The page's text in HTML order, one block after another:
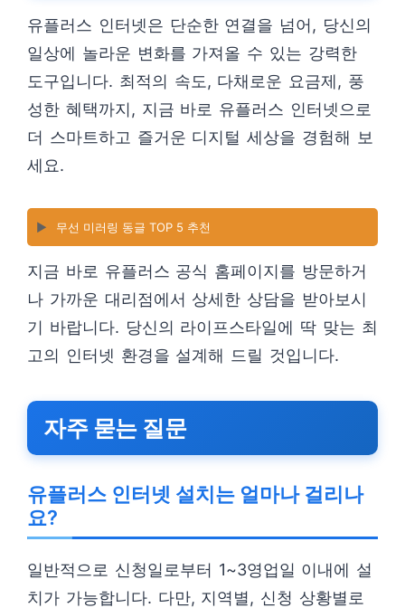
유플러스 인터넷은 단순한 연결을 넘어, 당신의
일상에 놀라운 변화를 가져올 수 있는 강력한
도구입니다. 최적의 속도, 다채로운 요금제, 풍
성한 혜택까지, 지금 바로 유플러스 인터넷으로
더 스마트하고 즐거운 디지털 세상을 경험해 보
세요.
▶️ 무선 미러링 동글 TOP 5 추천
지금 바로 유플러스 공식 홈페이지를 방문하거
나 가까운 대리점에서 상세한 상담을 받아보시
기 바랍니다. 당신의 라이프스타일에 딱 맞는 최
고의 인터넷 환경을 설계해 드릴 것입니다.
자주 묻는 질문
유플러스 인터넷 설치는 얼마나 걸리나
요?
일반적으로 신청일로부터 1~3영업일 이내에 설
치가 가능합니다. 다만, 지역별, 신청 상황별로